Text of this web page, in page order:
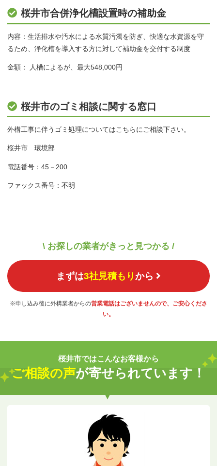
桜井市合併浄化槽設置時の補助金
内容：生活排水や汚水による水質汚濁を防ぎ、快適な水資源を守
るため、浄化槽を導入する方に対して補助金を交付する制度
金額： 人槽によるが、最大548,000円
桜井市のゴミ相談に関する窓口
外構工事に伴うゴミ処理についてはこちらにご相談下さい。
桜井市 環境部
電話番号：45－200
ファックス番号：不明
\ お探しの業者がきっと見つかる /
まずは3社見積もりから
※申し込み後に外構業者からの営業電話はございませんので、ご安心くださ
い。
桜井市ではこんなお客様から
ご相談の声が寄せられています！